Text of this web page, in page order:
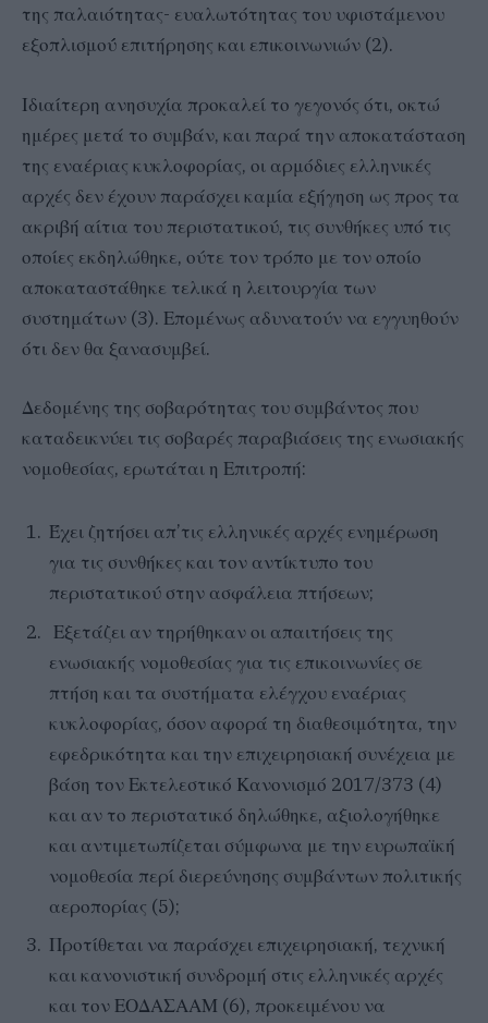
της παλαιότητας- ευαλωτότητας του υφιστάμενου
εξοπλισμού́ επιτήρησης και επικοινωνιών (2).
Ιδιαίτερη ανησυχία προκαλεί το γεγονός ότι, οκτώ
ημέρες μετά το συμβάν, και παρά την αποκατάσταση
της εναέριας κυκλοφορίας, οι αρμόδιες ελληνικές
αρχές δεν έχουν παράσχει καμία εξήγηση ως προς τα
ακριβή αίτια του περιστατικού, τις συνθήκες υπό τις
οποίες εκδηλώθηκε, ούτε τον τρόπο με τον οποίο
αποκαταστάθηκε τελικά η λειτουργία των
συστημάτων (3). Επομένως αδυνατούν να εγγυηθούν
ότι δεν θα ξανασυμβεί.
Δεδομένης της σοβαρότητας του συμβάντος που
καταδεικνύει τις σοβαρές παραβιάσεις της ενωσιακής
νομοθεσίας, ερωτάται η Επιτροπή:
Έχει ζητήσει απ’τις ελληνικές αρχές ενημέρωση
για τις συνθήκες και τον αντίκτυπο του
περιστατικού στην ασφάλεια πτήσεων;
Εξετάζει αν τηρήθηκαν οι απαιτήσεις της
ενωσιακής νομοθεσίας για τις επικοινωνίες σε
πτήση και τα συστήματα ελέγχου εναέριας
κυκλοφορίας, όσον αφορά τη διαθεσιμότητα, την
εφεδρικότητα και την επιχειρησιακή συνέχεια με
βάση τον Εκτελεστικό Κανονισμό 2017/373 (4)
και αν το περιστατικό δηλώθηκε, αξιολογήθηκε
και αντιμετωπίζεται σύμφωνα με την ευρωπαϊκή
νομοθεσία περί διερεύνησης συμβάντων πολιτικής
αεροπορίας (5);
Προτίθεται να παράσχει επιχειρησιακή, τεχνική
και κανονιστική συνδρομή στις ελληνικές αρχές
και τον ΕΟΔΑΣΑΑΜ (6), προκειμένου να